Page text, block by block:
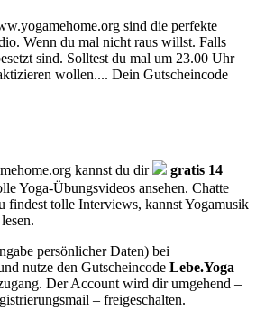
sind die perfekte
Wenn du mal nicht raus willst. Falls
sind. Solltest du mal um 23.00 Uhr
wollen.... Dein Gutscheincode
kannst du dir
gratis 14
Yoga-Übungsvideos ansehen. Chatte
findest tolle Interviews, kannst Yogamusik
persönlicher Daten) bei
nutze den Gutscheincode Lebe.Yoga
Der Account wird dir umgehend –
– freigeschalten.